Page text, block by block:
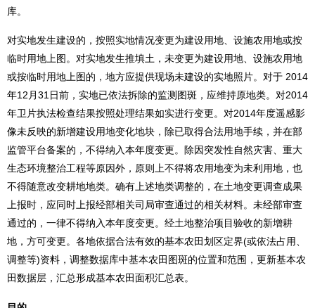
库。
对实地发生建设的，按照实地情况变更为建设用地、设施农用地或按
临时用地上图。对实地发生推填土，未变更为建设用地、设施农用地
或按临时用地上图的，地方应提供现场未建设的实地照片。对于 2014
年12月31日前，实地已依法拆除的监测图斑，应维持原地类。对2014
年卫片执法检查结果按照处理结果如实进行变更。对2014年度遥感影
像未反映的新增建设用地变化地块，除已取得合法用地手续，并在部
监管平台备案的，不得纳入本年度变更。除因突发性自然灾害、重大
生态环境整治工程等原因外，原则上不得将农用地变为未利用地，也
不得随意改变耕地地类。确有上述地类调整的，在土地变更调查成果
上报时，应同时上报经部相关司局审查通过的相关材料。未经部审查
通过的，一律不得纳入本年度变更。经土地整治项目验收的新增耕
地，方可变更。各地依据合法有效的基本农田划区定界(或依法占用、
调整等)资料，调整数据库中基本农田图斑的位置和范围，更新基本农
田数据层，汇总形成基本农田面积汇总表。